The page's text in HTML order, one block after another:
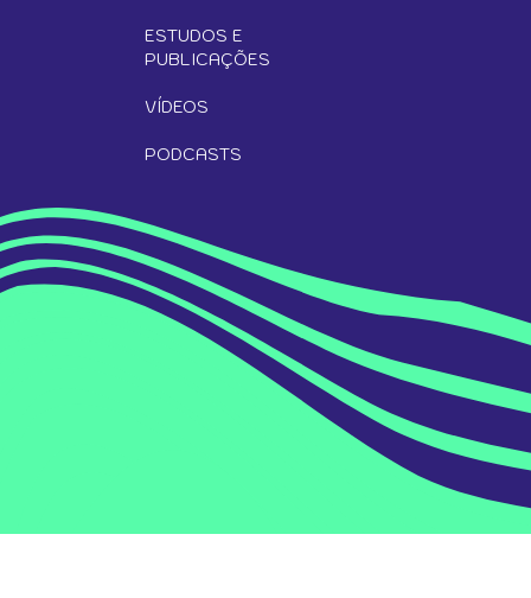
ESTUDOS E
PUBLICAÇÕES
VÍDEOS
PODCASTS